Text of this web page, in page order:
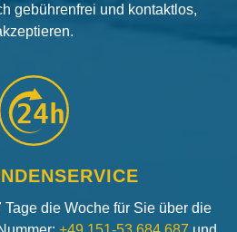
gebührenfrei und kontaktlos,
24h
die Woche für Sie über die